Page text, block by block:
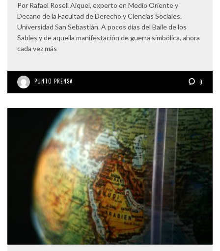
Por Rafael Rosell Aiquel, experto en Medio Oriente y
Decano de la Facultad de Derecho y Ciencias Sociales.
Universidad San Sebastián. A pocos días del Baile de los
Sables y de aquella manifestación de guerra simbólica, ahora
cada vez más
PUNTO PRENSA 0